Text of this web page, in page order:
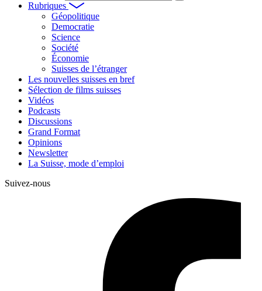
Rubriques
Géopolitique
Democratie
Science
Société
Économie
Suisses de l’étranger
Les nouvelles suisses en bref
Sélection de films suisses
Vidéos
Podcasts
Discussions
Grand Format
Opinions
Newsletter
La Suisse, mode d’emploi
Suivez-nous